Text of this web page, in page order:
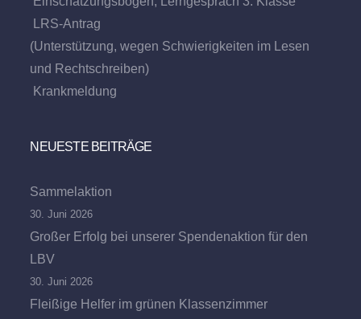
LRS-Antrag
(Unterstützung, wegen Schwierigkeiten im Lesen
und Rechtschreiben)
Krankmeldung
NEUESTE BEITRÄGE
Sammelaktion
30. Juni 2026
Großer Erfolg bei unserer Spendenaktion für den
LBV
30. Juni 2026
Fleißige Helfer im grünen Klassenzimmer